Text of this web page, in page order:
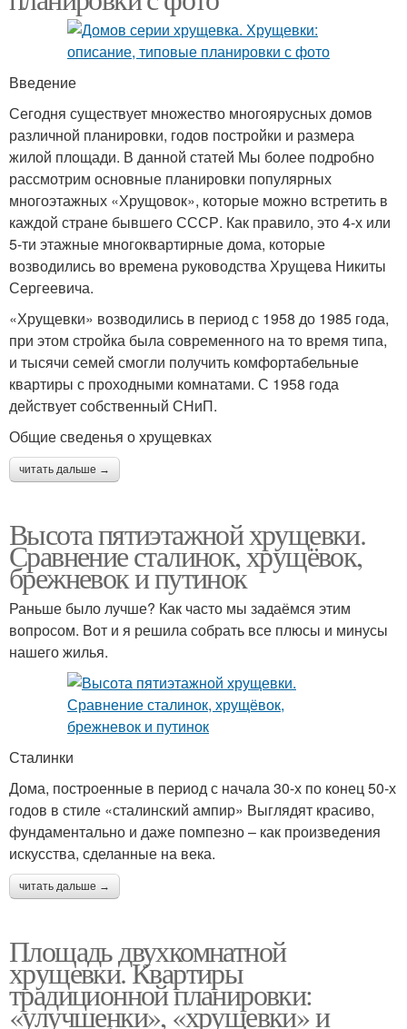
Введение
Сегодня существует множество многоярусных домов
различной планировки, годов постройки и размера
жилой площади. В данной статей Мы более подробно
рассмотрим основные планировки популярных
многоэтажных «Хрущовок», которые можно встретить в
каждой стране бывшего СССР. Как правило, это 4-х или
5-ти этажные многоквартирные дома, которые
возводились во времена руководства Хрущева Никиты
Сергеевича.
«Хрущевки» возводились в период с 1958 до 1985 года,
при этом стройка была современного на то время типа,
и тысячи семей смогли получить комфортабельные
квартиры с проходными комнатами. С 1958 года
действует собственный СНиП.
Общие сведенья о хрущевках
читать дальше →
Высота пятиэтажной хрущевки.
Сравнение сталинок, хрущёвок,
брежневок и путинок
Раньше было лучше? Как часто мы задаёмся этим
вопросом. Вот и я решила собрать все плюсы и минусы
нашего жилья.
Сталинки
Дома, построенные в период с начала 30-х по конец 50-х
годов в стиле «сталинский ампир» Выглядят красиво,
фундаментально и даже помпезно – как произведения
искусства, сделанные на века.
читать дальше →
Площадь двухкомнатной
хрущевки. Квартиры
традиционной планировки:
«улучшенки», «хрущевки» и